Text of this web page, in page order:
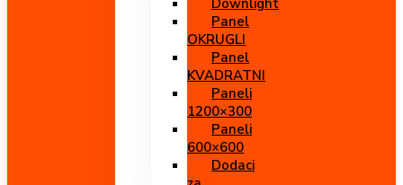
Downlight
Panel
OKRUGLI
Panel
KVADRATNI
Paneli
1200×300
Paneli
600×600
Dodaci